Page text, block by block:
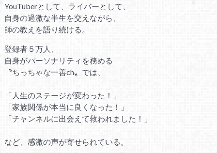
YouTuberとして、ライバーとして、
自身の過激な半生を交えながら、
師の教えを語り続ける。
登録者５万人、
自身がパーソナリティを務める
〝ちっちゃな一善ch〟では、
「人生のステージが変わった！」
「家族関係が本当に良くなった！」
「チャンネルに出会えて救われました！」
など、感激の声が寄せられている。